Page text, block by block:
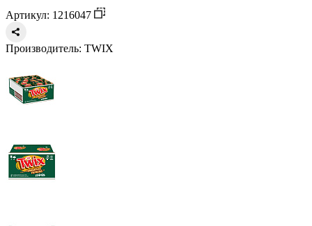
Артикул: 1216047
Производитель: TWIX